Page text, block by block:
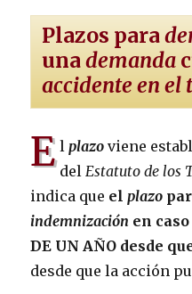
Plazos para
unademanda
accidente en el
E l plazoviene
del Estatuto de los
indica que elplazo
indemnización en
DE UN AÑO desde
desde que la acción